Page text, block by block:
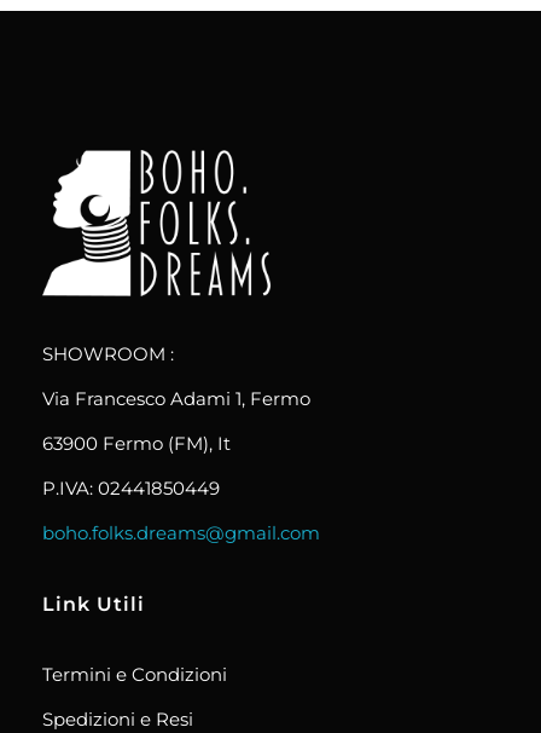
SHOWROOM :
Via Francesco Adami 1, Fermo
63900 Fermo (FM), It
P.IVA: 02441850449
boho.folks.dreams@gmail.com
Link Utili
Termini e Condizioni
Spedizioni e Resi